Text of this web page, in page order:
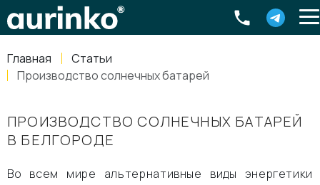
Главная
Статьи
Производство солнечных батарей
ПРОИЗВОДСТВО СОЛНЕЧНЫХ БАТАРЕЙ
В БЕЛГОРОДЕ
Во всем мире альтернативные виды энергетики
Россия, Свердловская область Екатеринбург ,
8-800-770-79-40